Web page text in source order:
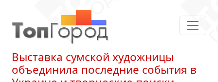
Выставка сумской художницы
объединила последние события в